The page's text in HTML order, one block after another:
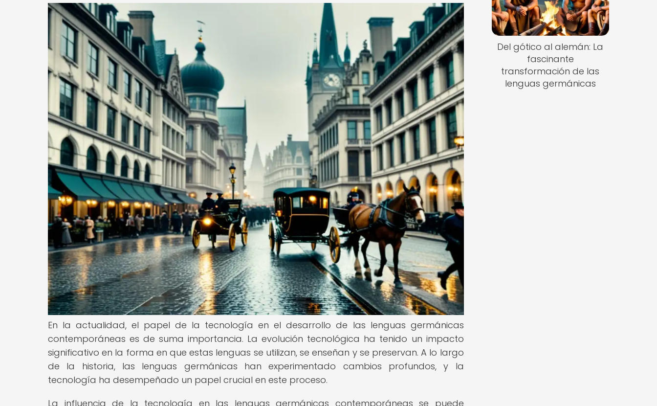
En la actualidad, el papel de la tecnología en el desarrollo de las lenguas germánicas
contemporáneas es de suma importancia. La evolución tecnológica ha tenido un impacto
significativo en la forma en que estas lenguas se utilizan, se enseñan y se preservan. A lo largo
de la historia, las lenguas germánicas han experimentado cambios profundos, y la
tecnología ha desempeñado un papel crucial en este proceso.
La influencia de la tecnología en las lenguas germánicas contemporáneas se puede
Del gótico al alemán: La
fascinante
transformación de las
lenguas germánicas